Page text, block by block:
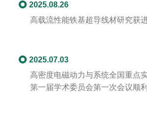
2025.08.26
高载流性能铁基超导线材研究获
2025.07.03
高密度电磁动力与系统全国重点
第一届学术委员会第一次会议顺